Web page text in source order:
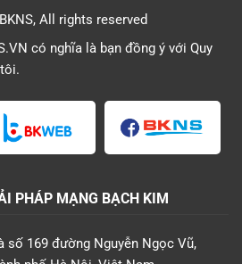
All rights reserved
có nghĩa là bạn đồng ý với Quy
PHÁP MẠNG BẠCH KIM
số 169 đường Nguyễn Ngọc Vũ,